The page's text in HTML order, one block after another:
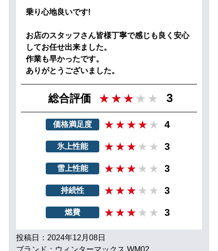
乗り心地良いです!
お店のスタッフさん皆様丁寧で感じも良く安心
してお任せ出来ました。
作業も早かったです。
ありがとうございました。
総合評価 3
価格満足度 4
氷上性能 3
雪上性能 3
持続性 3
燃費 3
投稿日：2024年12月08日
ブランド：ウィンターマックス WM02